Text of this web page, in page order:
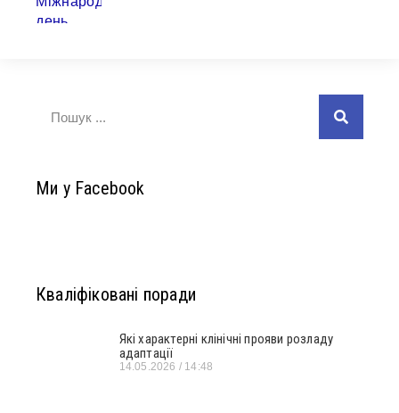
Ми у Facebook
Кваліфіковані поради
Які характерні клінічні прояви розладу
адаптації
14.05.2026 14:48